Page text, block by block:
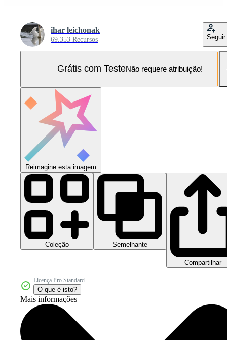
ihar leichonak
69.353 Recursos Seguir
Grátis com TesteNão requere atribuição!
Reimagine esta imagem
Coleção Semelhante
Compartilhar
Licença Pro Standard
O que é isto?
Mais informações